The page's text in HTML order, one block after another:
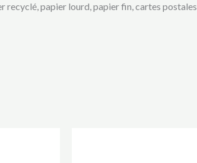
recyclé, papier lourd, papier fin, cartes postales